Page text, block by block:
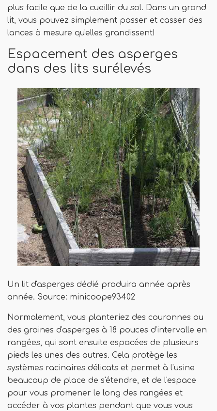
plus facile que de la cueillir du sol. Dans un grand
lit, vous pouvez simplement passer et casser des
lances à mesure qu'elles grandissent!
Espacement des asperges
dans des lits surélevés
Un lit d'asperges dédié produira année après
année. Source: minicoope93402
Normalement, vous planteriez des couronnes ou
des graines d'asperges à 18 pouces d'intervalle en
rangées, qui sont ensuite espacées de plusieurs
pieds les unes des autres. Cela protège les
systèmes racinaires délicats et permet à l'usine
beaucoup de place de s'étendre, et de l'espace
pour vous promener le long des rangées et
accéder à vos plantes pendant que vous vous